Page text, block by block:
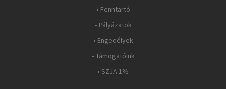
• Fenntartó
• Pályázatok
• Engedélyek
• Támogatóink
• SZJA 1%